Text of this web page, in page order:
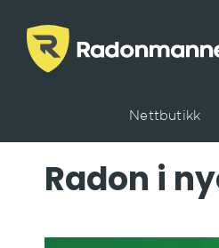
Nettbutikk
Radon i